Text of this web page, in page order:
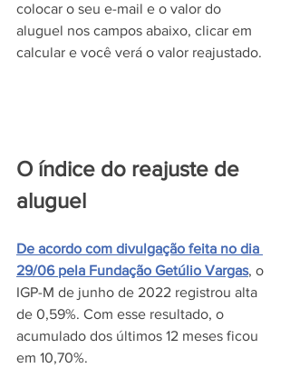
colocar o seu e-mail e o valor do
aluguel nos campos abaixo, clicar em
calcular e você verá o valor reajustado.
O índice do reajuste de
aluguel
De acordo com divulgação feita no dia
29/06 pela Fundação Getúlio Vargas, o
IGP-M de junho de 2022 registrou alta
de 0,59%. Com esse resultado, o
acumulado dos últimos 12 meses ficou
em 10,70%.